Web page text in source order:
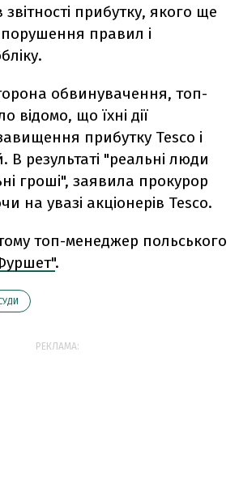
прибутку, якого ще
правил і
обвинувачення, топ-
відомо, що їхні дії
прибутку Tesco і
В результаті "реальні люди
гроші", заявила прокурор
на увазі акціонерів Tesco.
топ-менеджер польського
.
РЕКЛАМА: